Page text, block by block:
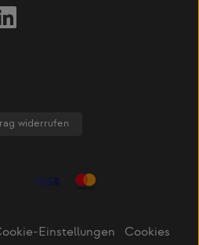
widerrufen
Einstellungen
Cookies